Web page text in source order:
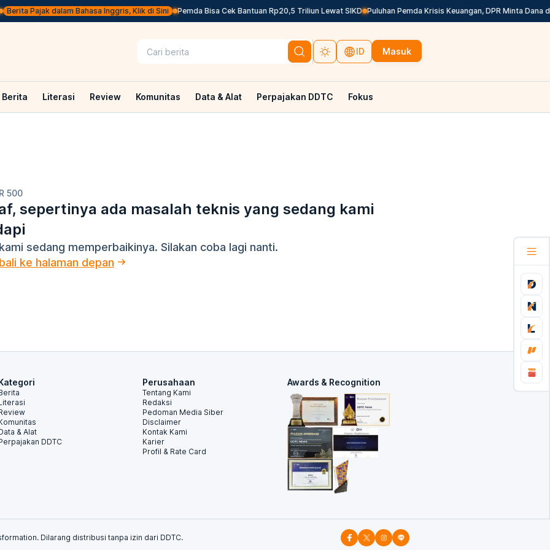
Berita Pajak dalam Bahasa Inggris, Klik di Sini Pemda Bisa Cek Bantuan Rp20,5 Triliun Lewat SIKD Puluhan Pemda Krisis Keuangan, DPR Minta Dana
ID Masuk
Berita Literasi Review Komunitas Data & Alat Perpajakan DDTC Fokus
500
sepertinya ada masalah teknis yang sedang kami
sedang memperbaikinya. Silakan coba lagi nanti.
ke halaman depan
& Alat
DDTC
Perusahaan
Tentang Kami
Redaksi
Pedoman Media Siber
Disclaimer
Kontak Kami
Karier
Profil & Rate Card
Awards & Recognition
Dilarang distribusi tanpa izin dari DDTC.